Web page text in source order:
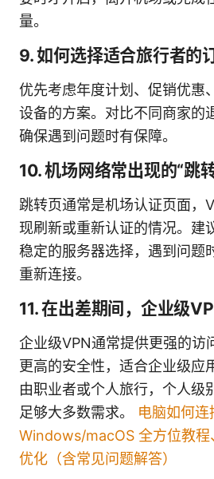
量。
9. 如何选择适合旅行者的
优先考虑年度计划、促销优惠
设备的方案。对比不同商家的
确保遇到问题时有保障。
10. 机场网络常出现的“跳
跳转页通常是机场认证页面，
现刷新或重新认证的情况。建
稳定的服务器选择，遇到问题
重新连接。
11. 在出差期间，企业级
企业级VPN通常提供更强的访
更高的安全性，适合企业级应
由职业者或个人旅行，个人级
足够大多数需求。 电脑如何连
Windows/macOS 全方位教程
优化（含常见问题解答）